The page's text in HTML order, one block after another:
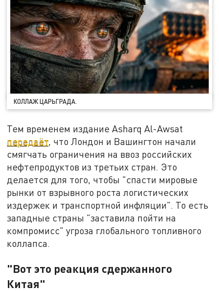
КОЛЛАЖ ЦАРЬГРАДА.
Тем временем издание Asharq Al-Awsat
передаёт, что Лондон и Вашингтон начали
смягчать ограничения на ввоз российских
нефтепродуктов из третьих стран. Это
делается для того, чтобы "спасти мировые
рынки от взрывного роста логистических
издержек и транспортной инфляции". То есть
западные страны "заставила пойти на
компромисс" угроза глобального топливного
коллапса.
"Вот это реакция сдержанного
Китая"